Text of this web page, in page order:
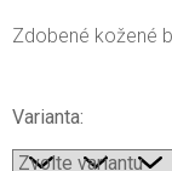
Zdobené kožené
Varianta: